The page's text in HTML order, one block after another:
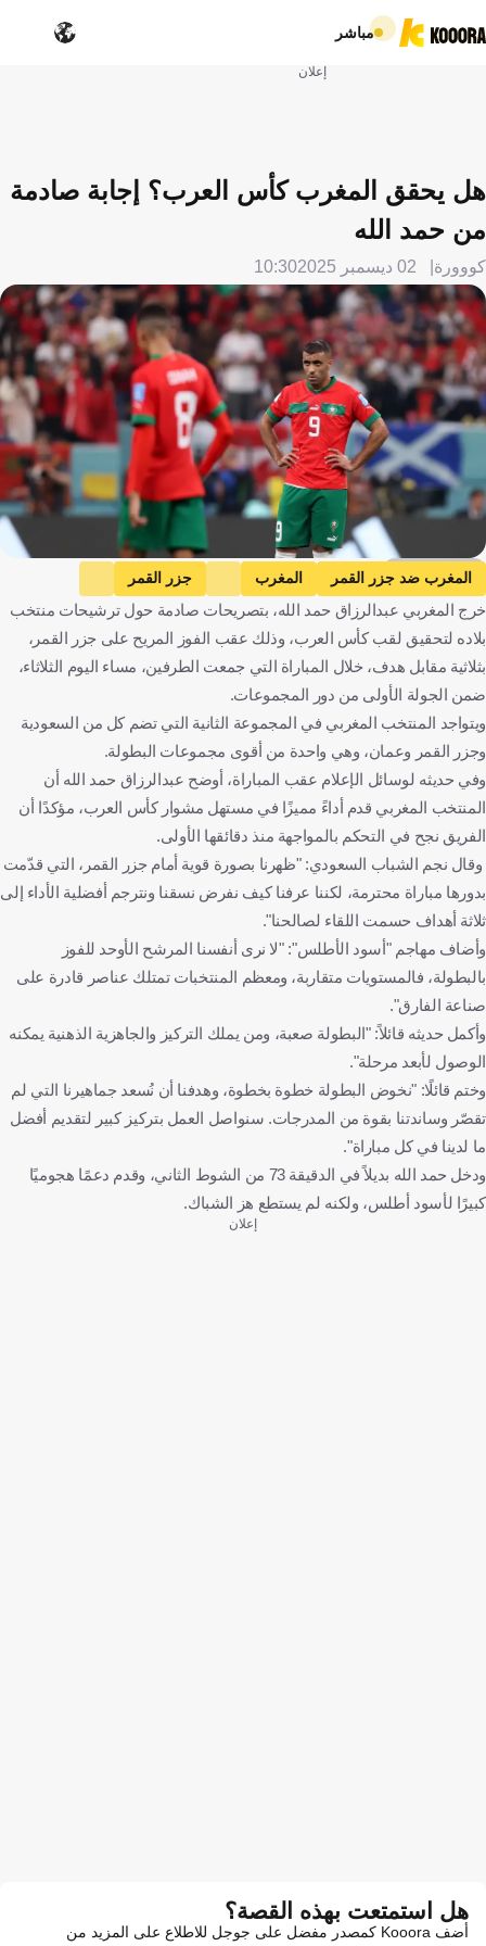
مباشر
إعلان
هل يحقق المغرب كأس العرب؟ إجابة صادمة
من حمد الله
كووورة 02 ديسمبر 2025 10:30
Getty Images
المغرب ضد جزر القمر المغرب
جزر القمر
كأس العرب
عبد الرزاق حمد الله المغرب
جزر القمر
كرة قدم
خرج المغربي عبدالرزاق حمد الله، بتصريحات صادمة حول ترشيحات منتخب
بلاده لتحقيق لقب كأس العرب، وذلك عقب الفوز المريح على جزر القمر،
بثلاثية مقابل هدف، خلال المباراة التي جمعت الطرفين، مساء اليوم الثلاثاء،
ضمن الجولة الأولى من دور المجموعات.
ويتواجد المنتخب المغربي في المجموعة الثانية التي تضم كل من السعودية
وجزر القمر وعمان، وهي واحدة من أقوى مجموعات البطولة.
وفي حديثه لوسائل الإعلام عقب المباراة، أوضح عبدالرزاق حمد الله أن
المنتخب المغربي قدم أداءً مميزًا في مستهل مشوار كأس العرب، مؤكدًا أن
الفريق نجح في التحكم بالمواجهة منذ دقائقها الأولى.
وقال نجم الشباب السعودي: "ظهرنا بصورة قوية أمام جزر القمر، التي قدّمت
بدورها مباراة محترمة، لكننا عرفنا كيف نفرض نسقنا ونترجم أفضلية الأداء إلى
ثلاثة أهداف حسمت اللقاء لصالحنا".
وأضاف مهاجم "أسود الأطلس": "لا نرى أنفسنا المرشح الأوحد للفوز
بالبطولة، فالمستويات متقاربة، ومعظم المنتخبات تمتلك عناصر قادرة على
صناعة الفارق".
وأكمل حديثه قائلاً: "البطولة صعبة، ومن يملك التركيز والجاهزية الذهنية يمكنه
الوصول لأبعد مرحلة".
وختم قائلًا: "نخوض البطولة خطوة بخطوة، وهدفنا أن نُسعد جماهيرنا التي لم
تقصّر وساندتنا بقوة من المدرجات. سنواصل العمل بتركيز كبير لتقديم أفضل
ما لدينا في كل مباراة".
ودخل حمد الله بديلاً في الدقيقة 73 من الشوط الثاني، وقدم دعمًا هجوميًا
كبيرًا لأسود أطلس، ولكنه لم يستطع هز الشباك.
إعلان
هل استمتعت بهذه القصة؟
أضف Kooora كمصدر مفضل على جوجل للاطلاع على المزيد من